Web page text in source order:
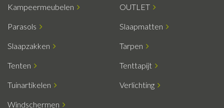
Kampeermeubelen OUTLET
Parasols Slaapmatten
Slaapzakken Tarpen
Tenten Tenttapijt
Tuinartikelen Verlichting
Windschermen